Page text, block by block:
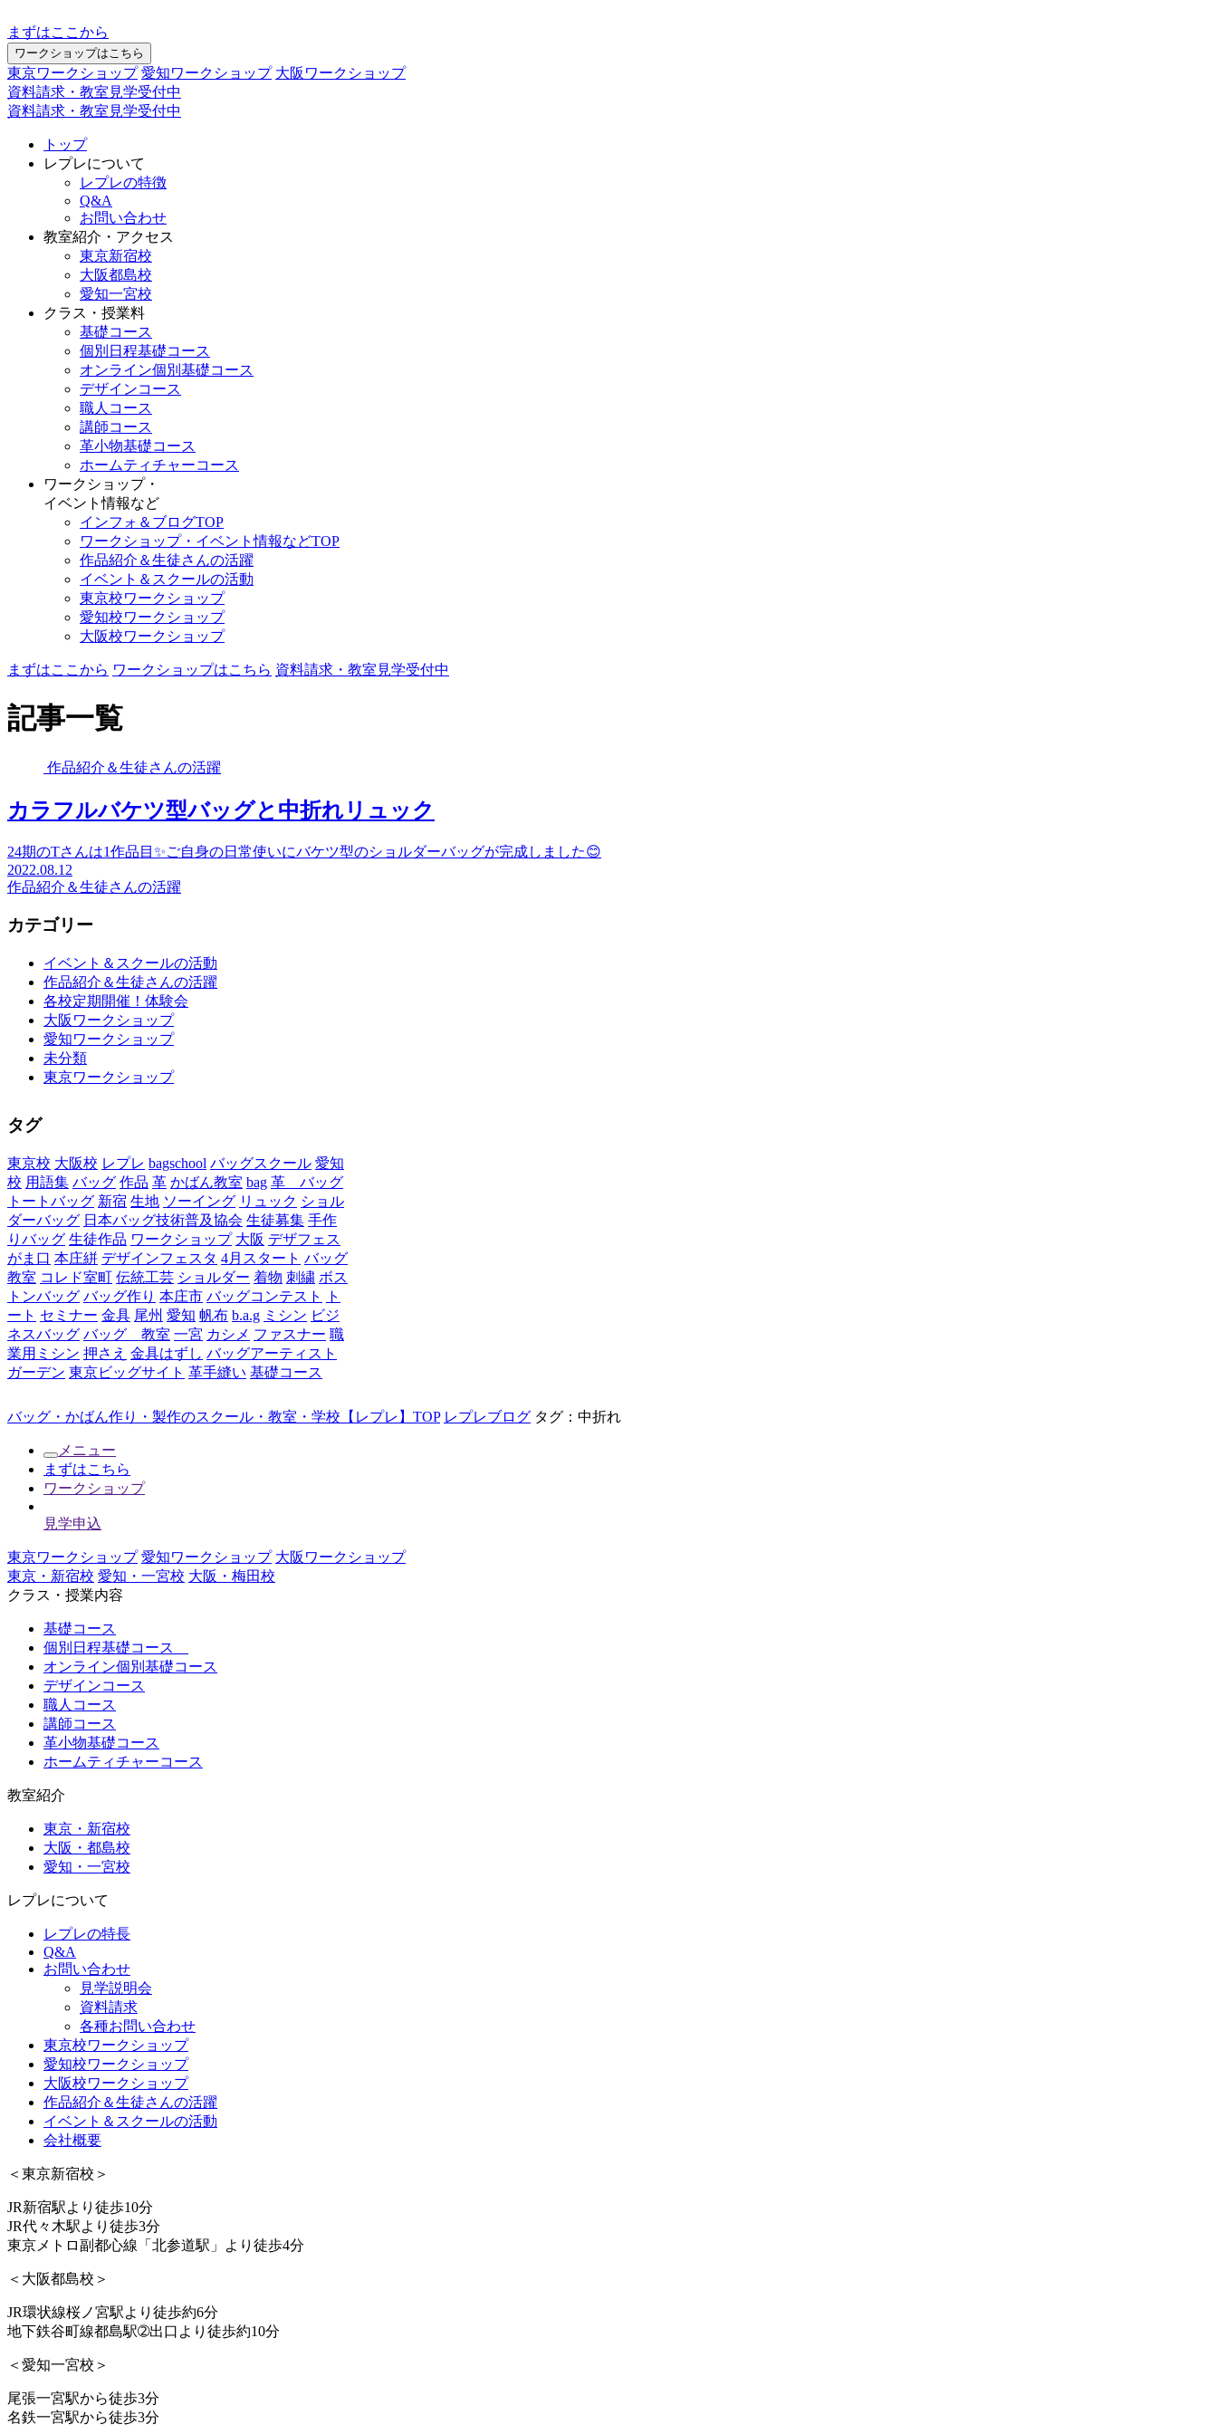
まずはここから
ワークショップはこちら
東京ワークショップ 愛知ワークショップ 大阪ワークショップ
資料請求・教室見学受付中
資料請求・教室見学受付中
トップ
レプレについて
レプレの特徴
Q&A
お問い合わせ
教室紹介・アクセス
東京新宿校
大阪都島校
愛知一宮校
クラス・授業料
基礎コース
個別日程基礎コース
オンライン個別基礎コース
デザインコース
職人コース
講師コース
革小物基礎コース
ホームティチャーコース
ワークショップ・
イベント情報など
インフォ＆ブログTOP
ワークショップ・イベント情報などTOP
作品紹介＆生徒さんの活躍
イベント＆スクールの活動
東京校ワークショップ
愛知校ワークショップ
大阪校ワークショップ
まずはここから ワークショップはこちら 資料請求・教室見学受付中
記事一覧
作品紹介＆生徒さんの活躍
カラフルバケツ型バッグと中折れリュック
24期のTさんは1作品目✨ご自身の日常使いにバケツ型のショルダーバッグが完成しました😊
2022.08.12
作品紹介＆生徒さんの活躍
カテゴリー
イベント＆スクールの活動
作品紹介＆生徒さんの活躍
各校定期開催！体験会
大阪ワークショップ
愛知ワークショップ
未分類
東京ワークショップ
タグ
東京校 大阪校 レプレ bagschool バッグスクール 愛知
校 用語集 バッグ 作品 革 かばん教室 bag 革 バッグ
トートバッグ 新宿 生地 ソーイング リュック ショル
ダーバッグ 日本バッグ技術普及協会 生徒募集 手作
りバッグ 生徒作品 ワークショップ 大阪 デザフェス
がま口 本庄絣 デザインフェスタ 4月スタート バッグ
教室 コレド室町 伝統工芸 ショルダー 着物 刺繍 ボス
トンバッグ バッグ作り 本庄市 バッグコンテスト
ト
ート セミナー 金具 尾州 愛知 帆布 b.a.g ミシン ビジ
ネスバッグ バッグ 教室 一宮 カシメ ファスナー 職
業用ミシン 押さえ 金具はずし バッグアーティスト
ガーデン 東京ビッグサイト 革手縫い 基礎コース
バッグ・かばん作り・製作のスクール・教室・学校【レプレ】TOP レプレブログ タグ：中折れ
メニュー
まずはこちら
ワークショップ
見学申込
東京ワークショップ 愛知ワークショップ 大阪ワークショップ
東京・新宿校 愛知・一宮校 大阪・梅田校
クラス・授業内容
基礎コース
個別日程基礎コース
オンライン個別基礎コース
デザインコース
職人コース
講師コース
革小物基礎コース
ホームティチャーコース
教室紹介
東京・新宿校
大阪・都島校
愛知・一宮校
レプレについて
レプレの特長
Q&A
お問い合わせ
見学説明会
資料請求
各種お問い合わせ
東京校ワークショップ
愛知校ワークショップ
大阪校ワークショップ
作品紹介＆生徒さんの活躍
イベント＆スクールの活動
会社概要
＜東京新宿校＞
JR新宿駅より徒歩10分
JR代々木駅より徒歩3分
東京メトロ副都心線「北参道駅」より徒歩4分
＜大阪都島校＞
JR環状線桜ノ宮駅より徒歩約6分
地下鉄谷町線都島駅➁出口より徒歩約10分
＜愛知一宮校＞
尾張一宮駅から徒歩3分
名鉄一宮駅から徒歩3分